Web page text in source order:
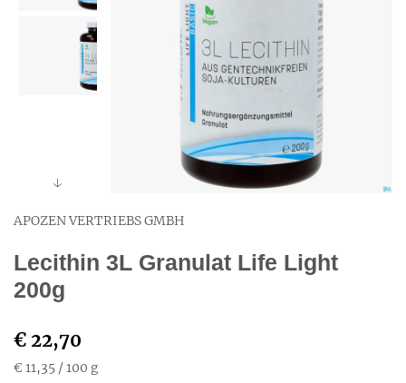
APOZEN VERTRIEBS GMBH
Lecithin 3L Granulat Life Light
200g
€ 22,70
€ 11,35 / 100 g